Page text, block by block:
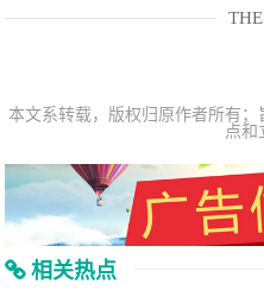
本文系转载，版权归原作者所有
点和
相关热点